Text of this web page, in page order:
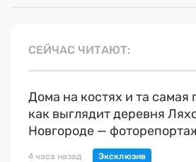
СЕЙЧАС ЧИТАЮТ
Дома на костях и та самая
как выглядит деревня
Новгороде —
4 часа назад